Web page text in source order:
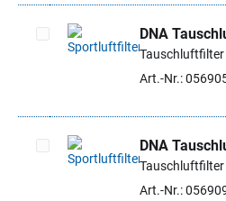
Artikel auswählen
DNA
Tauschluftfilter
Art.-Nr.:
Artikel auswählen
DNA
Tauschluftfilter
Art.-Nr.: